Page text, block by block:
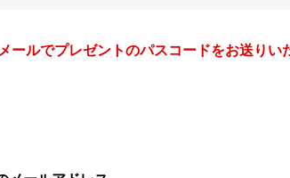
ールでプレゼントのパスコードをお送りい